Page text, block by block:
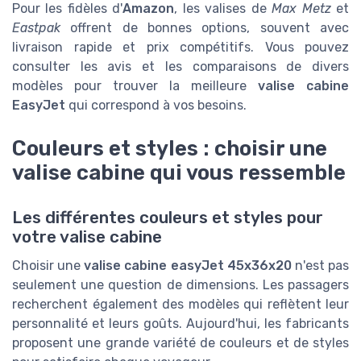
Pour les fidèles d'Amazon, les valises deMax Metzet
Eastpakoffrent de bonnes options, souvent avec
livraison rapide et prix compétitifs. Vous pouvez
consulter les avis et les comparaisons de divers
modèles pour trouver la meilleure valise cabine
EasyJet qui correspond à vos besoins.
Couleurs et styles : choisir une
valise cabine qui vous ressemble
Les différentes couleurs et styles pour
votre valise cabine
Choisir unevalise cabine easyJet 45x36x20n'est pas
seulement une question de dimensions. Les passagers
recherchent également des modèles qui reflètent leur
personnalité et leurs goûts. Aujourd'hui, les fabricants
proposent une grande variété de couleurs et de styles